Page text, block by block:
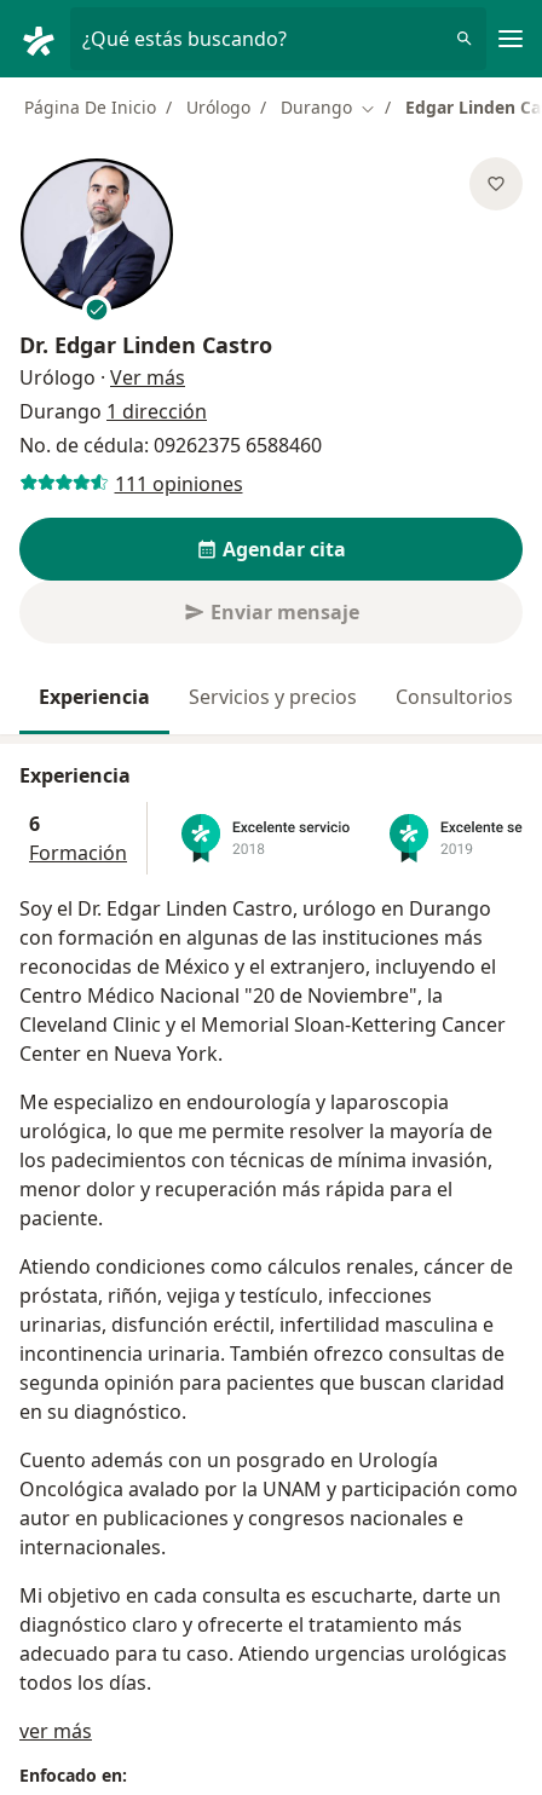
¿Qué estás buscando?
Página De Inicio Urólogo Durango Cambiar de ciudad
Edgar Linden
Dr. Edgar Linden Castro
Urólogo · Ver más
Durango 1 dirección
No. de cédula: 09262375 6588460
111 opiniones
Agendar cita
Enviar mensaje
Experiencia Servicios y precios Consultorios
Experiencia
6
Formación
Soy el Dr. Edgar Linden Castro, urólogo en Durango
con formación en algunas de las instituciones más
reconocidas de México y el extranjero, incluyendo el
Centro Médico Nacional "20 de Noviembre", la
Cleveland Clinic y el Memorial Sloan-Kettering Cancer
Center en Nueva York.
Me especializo en endourología y laparoscopia
urológica, lo que me permite resolver la mayoría de
los padecimientos con técnicas de mínima invasión,
menor dolor y recuperación más rápida para el
paciente.
Atiendo condiciones como cálculos renales, cáncer de
próstata, riñón, vejiga y testículo, infecciones
urinarias, disfunción eréctil, infertilidad masculina e
incontinencia urinaria. También ofrezco consultas de
segunda opinión para pacientes que buscan claridad
en su diagnóstico.
Cuento además con un posgrado en Urología
Oncológica avalado por la UNAM y participación como
autor en publicaciones y congresos nacionales e
internacionales.
Mi objetivo en cada consulta es escucharte, darte un
diagnóstico claro y ofrecerte el tratamiento más
adecuado para tu caso. Atiendo urgencias urológicas
todos los días.
ver más
Enfocado en: